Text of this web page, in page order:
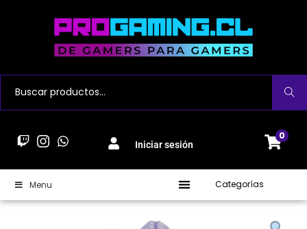
Buscar
Iniciar sesión
0
Menu Categorías